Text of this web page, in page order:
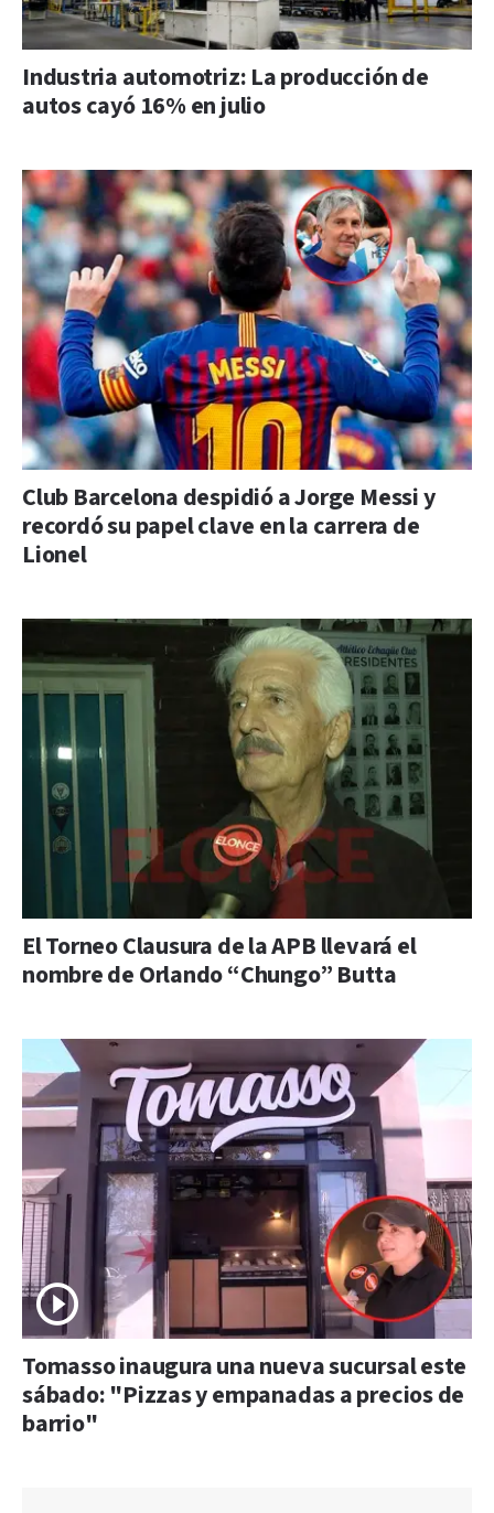
Industria automotriz: La producción de
autos cayó 16% en julio
Club Barcelona despidió a Jorge Messi y
recordó su papel clave en la carrera de
Lionel
El Torneo Clausura de la APB llevará el
nombre de Orlando “Chungo” Butta
Tomasso inaugura una nueva sucursal este
sábado: "Pizzas y empanadas a precios de
barrio"